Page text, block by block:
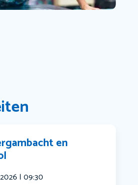
en
| 09:30